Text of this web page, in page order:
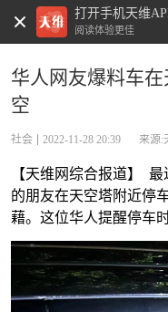
打开手机天维
阅读体验更佳
华人网友爆料车
空
社会 2022-11-28 20:39 来源:
【天维网综合报道】
的朋友在天空塔附近停
藉。这位华人提醒停车